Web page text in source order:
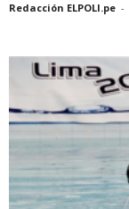
Redacción ELPOLI.pe -